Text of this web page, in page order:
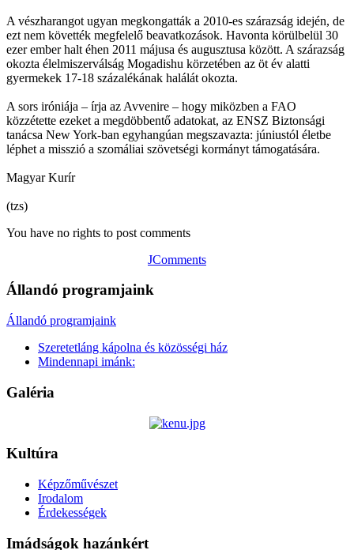
A vészharangot ugyan megkongatták a 2010-es szárazság idején, de
ezt nem követték megfelelő beavatkozások. Havonta körülbelül 30
ezer ember halt éhen 2011 májusa és augusztusa között. A szárazság
okozta élelmiszerválság Mogadishu körzetében az öt év alatti
gyermekek 17-18 százalékának halálát okozta.
A sors iróniája – írja az Avvenire – hogy miközben a FAO
közzétette ezeket a megdöbbentő adatokat, az ENSZ Biztonsági
tanácsa New York-ban egyhangúan megszavazta: júniustól életbe
léphet a misszió a szomáliai szövetségi kormányt támogatására.
Magyar Kurír
(tzs)
You have no rights to post comments
JComments
Állandó programjaink
Állandó programjaink
Szeretetláng kápolna és közösségi ház
Mindennapi imánk:
Galéria
Kultúra
Képzőművészet
Irodalom
Érdekességek
Imádságok hazánkért